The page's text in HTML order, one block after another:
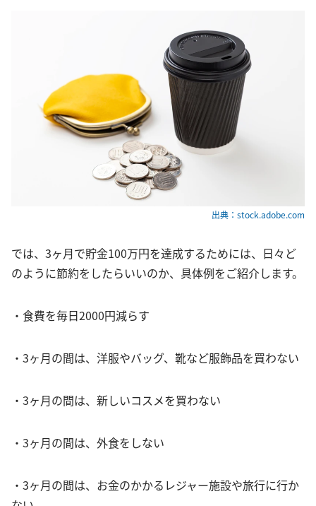
出典：stock.adobe.com
では、3ヶ月で貯金100万円を達成するためには、日々ど
のように節約をしたらいいのか、具体例をご紹介します。
・食費を毎日2000円減らす
・3ヶ月の間は、洋服やバッグ、靴など服飾品を買わない
・3ヶ月の間は、新しいコスメを買わない
・3ヶ月の間は、外食をしない
・3ヶ月の間は、お金のかかるレジャー施設や旅行に行か